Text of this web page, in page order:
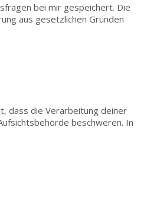
bei mir gespeichert. Die
aus gesetzlichen Gründen
dass die Verarbeitung deiner
beschweren. In